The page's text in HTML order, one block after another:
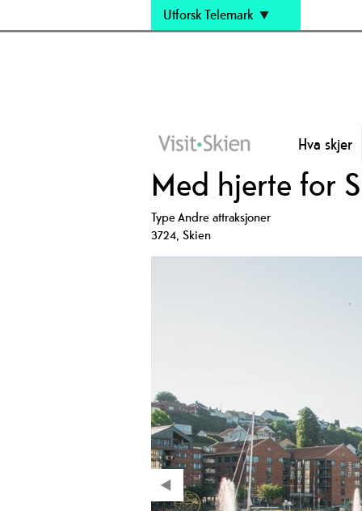
Utforsk Telemark
Hva skjer
Med hjerte for
TypeAndre attraksjoner
3724, Skien